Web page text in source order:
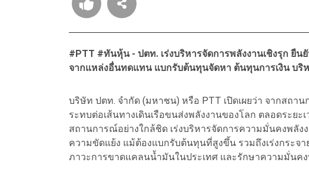
#PTT #ทันหุ้น - ปตท. เร่งบริหารจัดการพลังงานเชิงรุก ยื
จากแหล่งอื่นทดแทน แบกรับต้นทุนจัดหา ต้นทุนการเงิน บริ
บริษัท ปตท. จำกัด (มหาชน) หรือ PTT เปิดเผยว่า จากสถา
ระทบต่อเส้นทางเดินเรือขนส่งพลังงานของโลก ตลอดระยะ
สถานการณ์อย่างใกล้ชิด เร่งบริหารจัดการความมั่นคงพลั
ความขัดแย้ง แม้ต้องแบกรับต้นทุนที่สูงขึ้น รวมถึงเร่งกระจ
ภาวะการขาดแคลนน้ำมันในประเทศ และรักษาความมั่นค